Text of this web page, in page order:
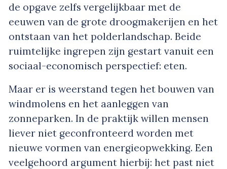
de opgave zelfs vergelijkbaar met de
eeuwen van de grote droogmakerijen en het
ontstaan van het polderlandschap. Beide
ruimtelijke ingrepen zijn gestart vanuit een
sociaal-economisch perspectief: eten.
Maar er is weerstand tegen het bouwen van
windmolens en het aanleggen van
zonneparken. In de praktijk willen mensen
liever niet geconfronteerd worden met
nieuwe vormen van energieopwekking. Een
veelgehoord argument hierbij: het past niet